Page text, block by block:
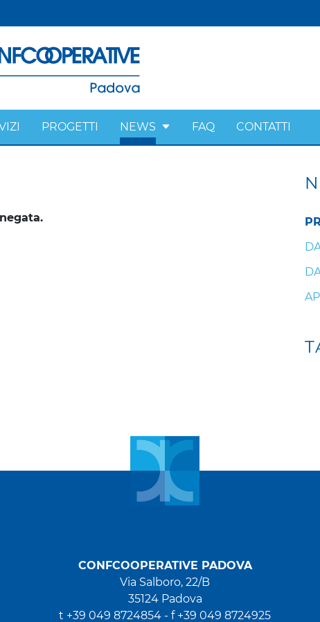
PROGETTI NEWS FAQ CONTATTI
CONFCOOPERATIVE PADOVA
Via Salboro, 22/B
35124 Padova
t +39 049 8724854 - f +39 049 8724925